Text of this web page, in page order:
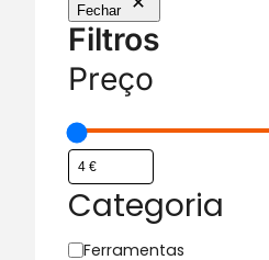
Fechar
Filtros
Preço
Categoria
C Ferramentas